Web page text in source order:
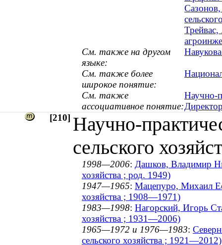
Сазонов,
Трейвас,
См. также на другом
языке:
См. также более
широкое понятие:
См. также
ассоциативное понятие:
Научно-
[210] Научно-
сельского
1998—2006: Дашков, Владимир
хозяйства ; род. 1949)
1947—1965: Мацепуро, Михаил
хозяйства ; 1908—1971)
1983—1998: Нагорский, Игорь
хозяйства ; 1931—2006)
1965—1972 и 1976—1983:
сельского хозяйства ; 1921—2012)